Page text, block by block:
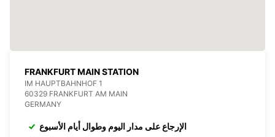
FRANKFURT MAIN STATION
IM HAUPTBAHNHOF 1
60329 FRANKFURT AM MAIN
GERMANY
الإرجاع على مدار اليوم وطوال أيام الأسبوع